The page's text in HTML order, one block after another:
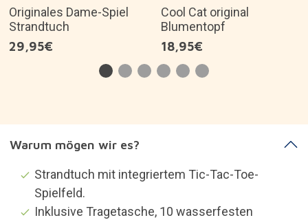
Originales Dame-Spiel
Strandtuch
29,95€
Cool Cat original
Blumentopf
18,95€
Warum mögen wir es?
Strandtuch mit integriertem Tic-Tac-Toe-
Spielfeld.
Inklusive Tragetasche, 10 wasserfesten